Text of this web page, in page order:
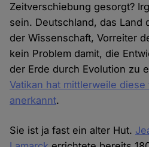
Zeitverschiebung gesorgt?
sein. Deutschland, das Land
der Wissenschaft, Vorreiter
kein Problem damit, die
der Erde durch Evolution zu
Vatikan hat mittlerweile
anerkannt.
Sie ist ja fast ein alter Hut.